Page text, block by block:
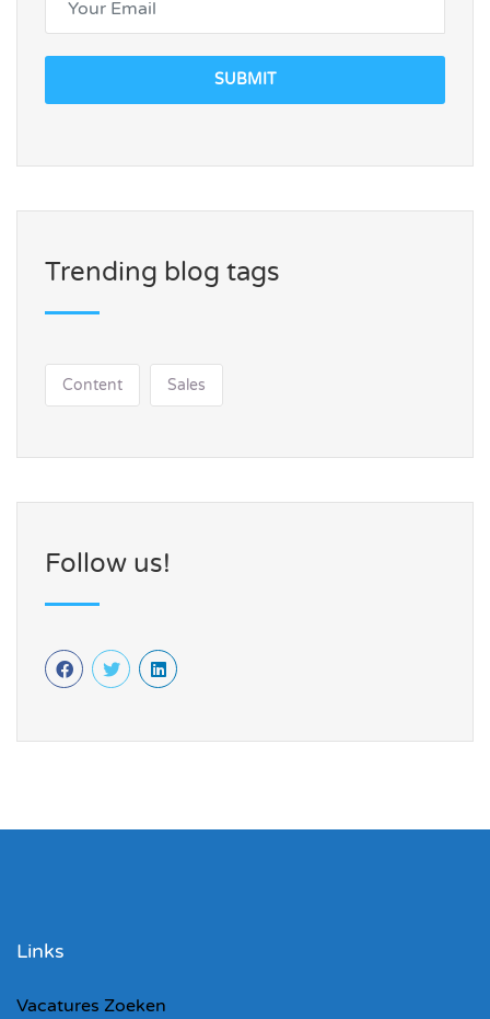
SUBMIT
Trending blog tags
Content Sales
Follow us!
Links
Vacatures Zoeken